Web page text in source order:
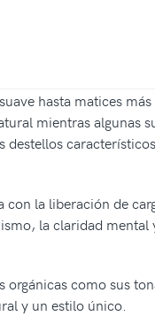
hasta matices
mientras algunas
destellos
la liberación de
la claridad
como sus
y un estilo único.